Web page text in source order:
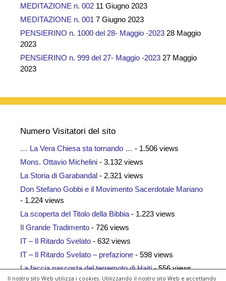
Il nostro sito Web utilizza i cookies. Utilizzando il nostro sito Web e accettando
MEDITAZIONE n. 002 11 Giugno 2023
MEDITAZIONE n. 001 7 Giugno 2023
PENSIERINO n. 1000 del 28- Maggio -2023 28 Maggio
2023
PENSIERINO n. 999 del 27- Maggio -2023 27 Maggio
2023
Numero Visitatori del sito
… La Vera Chiesa sta tornando … - 1.506 views
Mons. Ottavio Michelini - 3.132 views
La Storia di Garabandal - 2.321 views
Don Stefano Gobbi e il Movimento Sacerdotale Mariano
- 1.224 views
La scoperta del Titolo della Bibbia - 1.223 views
Il Grande Tradimento - 726 views
IT – Il Ritardo Svelato - 632 views
IT – Il Ritardo Svelato – prefazione - 598 views
La faccia nascosta del terremoto di Haiti- 556 views